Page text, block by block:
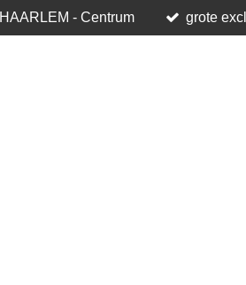
HAARLEM - Centrum grote